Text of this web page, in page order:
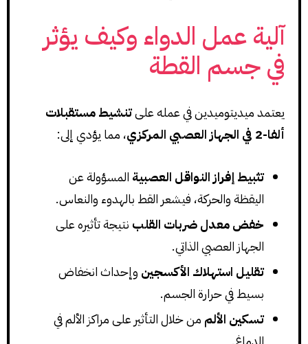
آلية عمل الدواء وكيف يؤثر
في جسم القطة
يعتمد ميديتوميدين في عمله علىتنشيط مستقبلات
ألفا-2 في الجهاز العصبي المركزي
، مما يؤدي إلى:
تثبيط إفراز النواقل العصبية المسؤولة عن
اليقظة والحركة، فيشعر القط بالهدوء والنعاس.
خفض معدل ضربات القلب نتيجة تأثيره على
الجهاز العصبي الذاتي.
تقليل استهلاك الأكسجين وإحداث انخفاض
بسيط في حرارة الجسم.
تسكين الألم من خلال التأثير على مراكز الألم في